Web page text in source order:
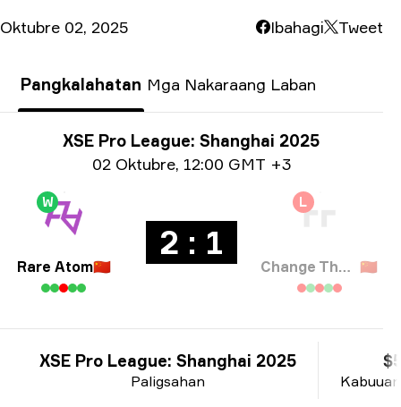
Oktubre 02, 2025 Ibahagi Tweet
Pangkalahatan Mga Nakaraang Laban
Impormasyon tungkol sa Paligsahan
XSE Pro League: Shanghai 2025
Impormasyon sa petsa
02 Oktubre, 12:00 GMT +3
W
Rare Atom🇨🇳
2 : 1
L
Change The Game 🇨🇳
Paligsahan
XSE Pro League: Shanghai 2025